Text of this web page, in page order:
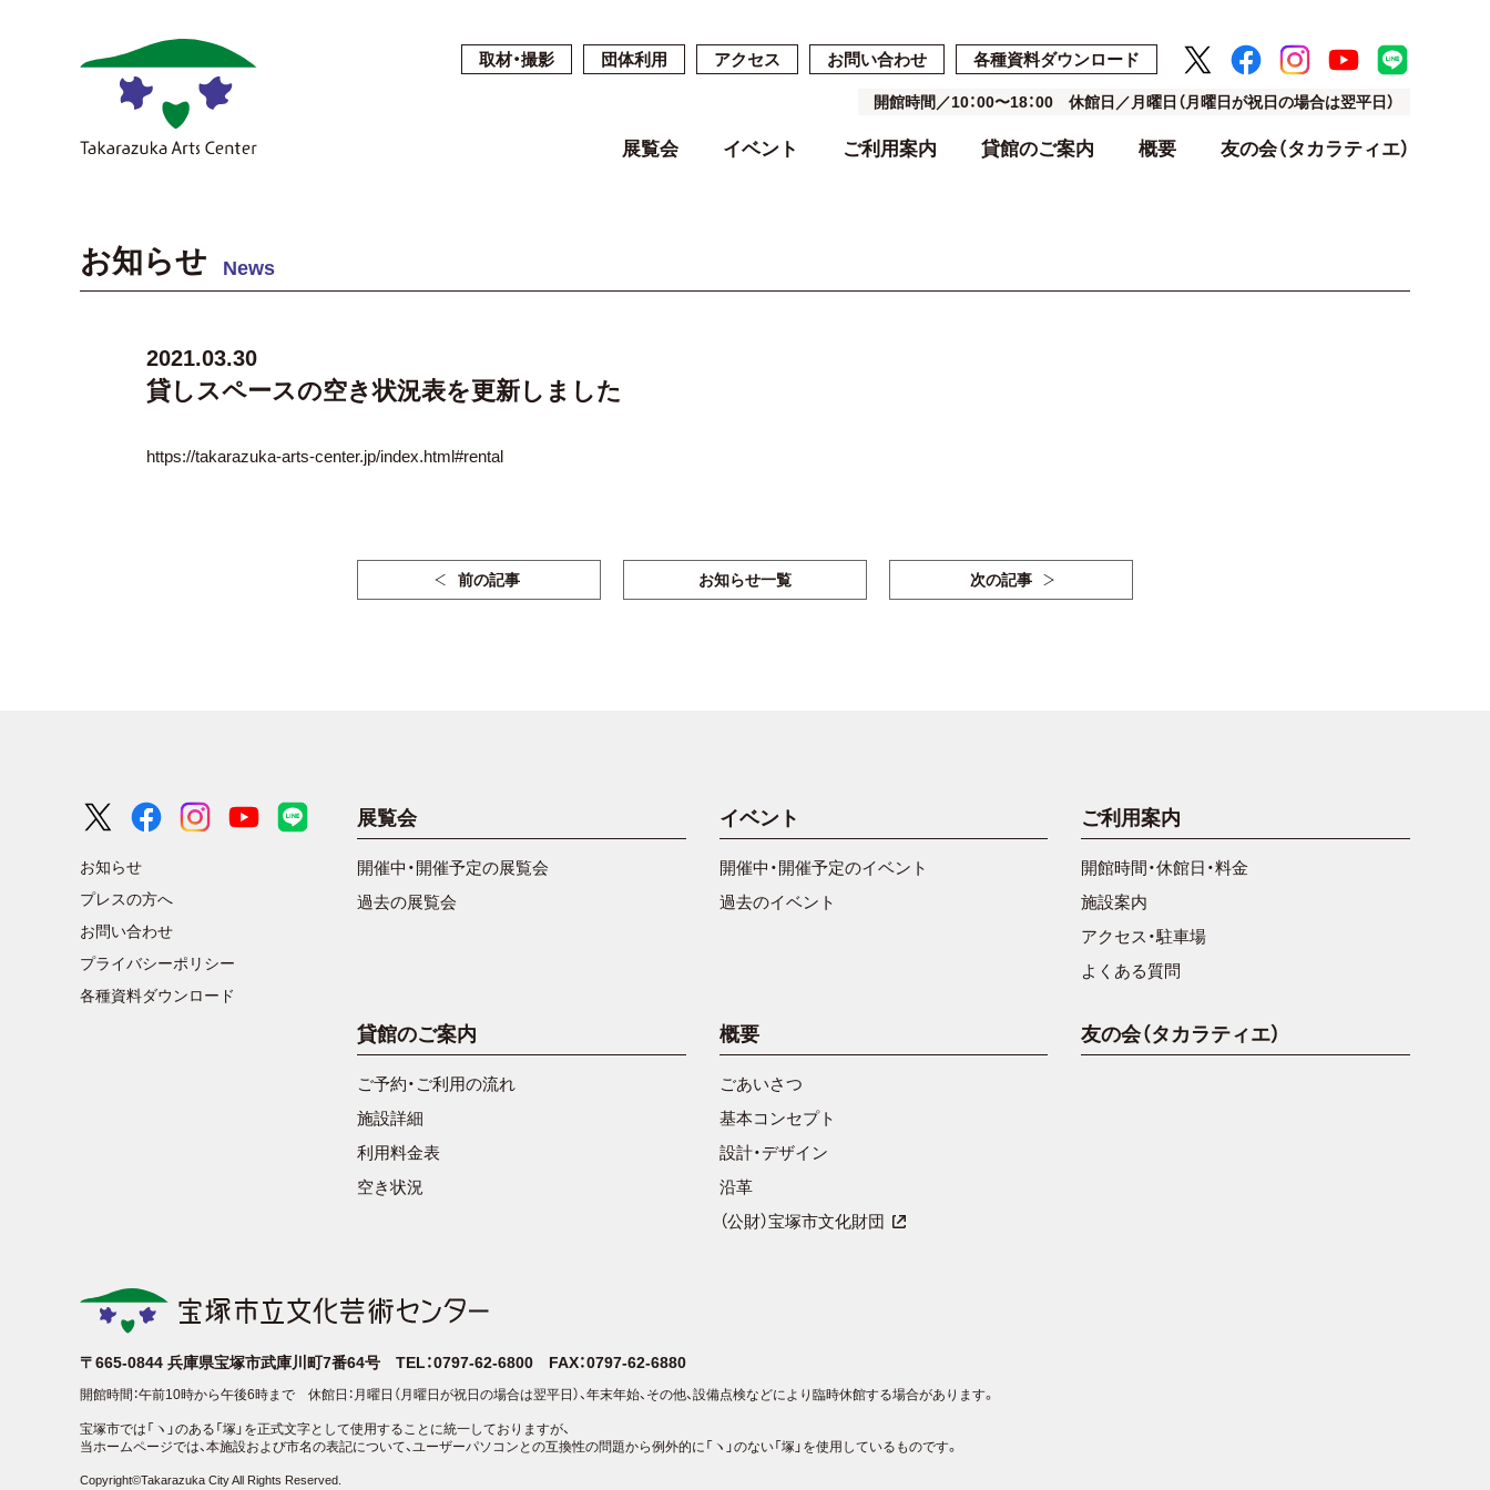
取材・撮影 団体利用 アクセス お問い合わせ 各種資料ダウンロード
開館時間／10：00〜18：00 休館日／月曜日（月曜日が祝日の場合は翌平日）
展覧会 イベント ご利用案内 貸館のご案内 概要 友の会（タカラティエ）
お知らせ News
2021.03.30
貸しスペースの空き状況表を更新しました
https://takarazuka-arts-center.jp/index.html#rental
前の記事 お知らせ一覧 次の記事
お知らせ
プレスの方へ
お問い合わせ
プライバシーポリシー
各種資料ダウンロード
展覧会
開催中・開催予定の展覧会
過去の展覧会
イベント
開催中・開催予定のイベント
過去のイベント
ご利用案内
開館時間・休館日・料金
施設案内
アクセス・駐車場
よくある質問
貸館のご案内
ご予約・ご利用の流れ
施設詳細
利用料金表
空き状況
概要
ごあいさつ
基本コンセプト
設計・デザイン
沿革
（公財）宝塚市文化財団
友の会（タカラティエ）
〒665-0844 兵庫県宝塚市武庫川町7番64号 TEL：0797-62-6800 FAX：0797-62-6880
開館時間：午前10時から午後6時まで 休館日：月曜日（月曜日が祝日の場合は翌平日）、年末年始、その他、設備点検などにより臨時休館する場合があります。
宝塚市では「ヽ」のある「塚」を正式文字として使用することに統一しておりますが、
当ホームページでは、本施設および市名の表記について、ユーザーパソコンとの互換性の問題から例外的に「ヽ」のない「塚」を使用しているものです。
Copyright©Takarazuka City All Rights Reserved.